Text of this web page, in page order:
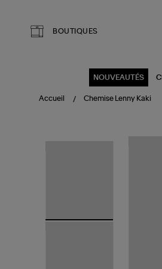
BOUTIQUES
NOUVEAUTÉS
Accueil Chemise Lenny Kaki